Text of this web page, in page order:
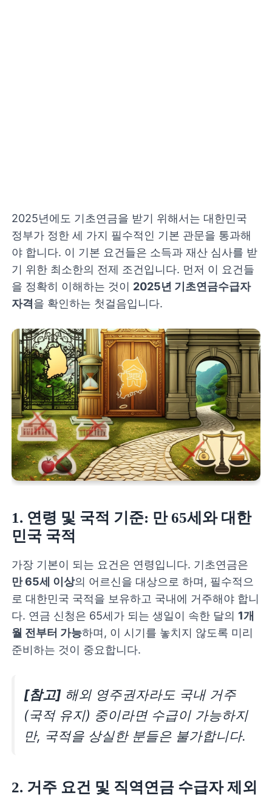
2025년에도 기초연금을 받기 위해서는 대한민국
정부가 정한 세 가지 필수적인 기본 관문을 통과해
야 합니다. 이 기본 요건들은 소득과 재산 심사를 받
기 위한 최소한의 전제 조건입니다. 먼저 이 요건들
을 정확히 이해하는 것이 2025년 기초연금수급자
자격 을 확인하는 첫걸음입니다.
1. 연령 및 국적 기준: 만 65세와 대한
민국 국적
가장 기본이 되는 요건은 연령입니다. 기초연금은
만 65세 이상의 어르신을 대상으로 하며, 필수적으
로 대한민국 국적을 보유하고 국내에 거주해야 합니
다. 연금 신청은 65세가 되는 생일이 속한 달의 1개
월 전부터 가능하며, 이 시기를 놓치지 않도록 미리
준비하는 것이 중요합니다.
[참고] 해외 영주권자라도 국내 거주
(국적 유지) 중이라면 수급이 가능하지
만, 국적을 상실한 분들은 불가합니다.
2. 거주 요건 및 직역연금 수급자 제외